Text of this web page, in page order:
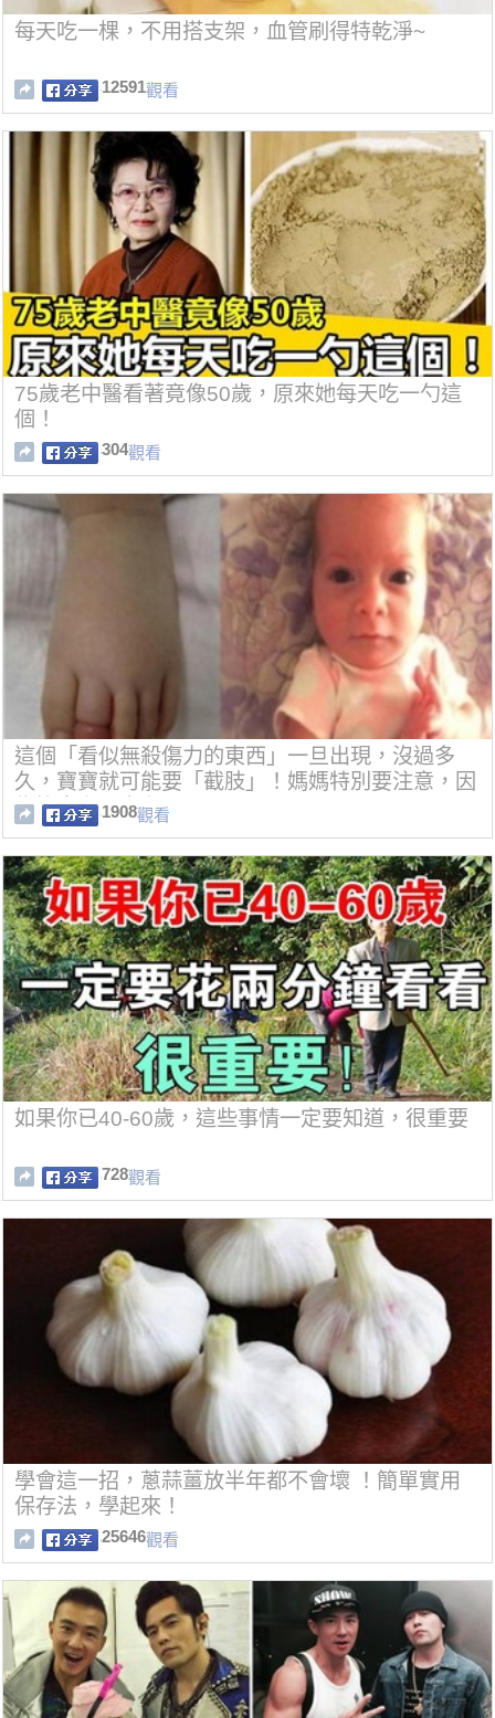
每天吃一棵，不用搭支架，血管刷得特乾淨~
12591觀看
75歲老中醫看著竟像50歲，原來她每天吃一勺這
個！
304觀看
這個「看似無殺傷力的東西」一旦出現，沒過多
久，寶寶就可能要「截肢」！媽媽特別要注意，因
為妳身上一定有！
1908觀看
如果你已40-60歲，這些事情一定要知道，很重要
728觀看
學會這一招，蔥蒜薑放半年都不會壞 ！簡單實用
保存法，學起來！
25646觀看